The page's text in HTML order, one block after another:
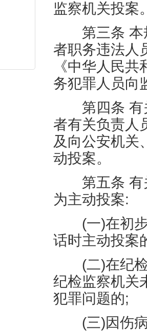
监察机关投案
第三条 本
者职务违法人
《中华人民
务犯罪人员向
第四条 有
者有关负责人
及向公安机关
动投案。
第五条 有
为主动投案:
(一)在初
话时主动投案
(二)在纪
纪检监察机关
犯罪问题的;
(三)因伤